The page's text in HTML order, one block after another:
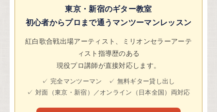
東京・新宿のギター教室
初心者からプロまで通うマンツーマンレッスン
紅白歌合戦出場アーティスト、ミリオンセラーアーテ
ィスト指導歴のある
現役プロ講師が直接対応します。
✓ 完全マンツーマン ✓ 無料ギター貸し出し
✓ 対面（東京・新宿）／オンライン（日本全国）両対応